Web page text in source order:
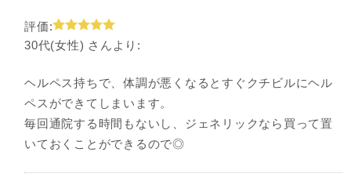
評価:
30代(女性) さんより:
ヘルペス持ちで、体調が悪くなるとすぐクチビルにヘル
ペスができてしまいます。
毎回通院する時間もないし、ジェネリックなら買って置
いておくことができるので◎